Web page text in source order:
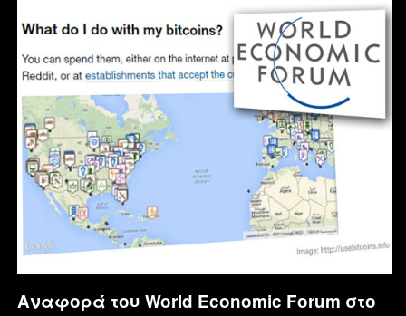
Αναφορά του World Economic Forum στο